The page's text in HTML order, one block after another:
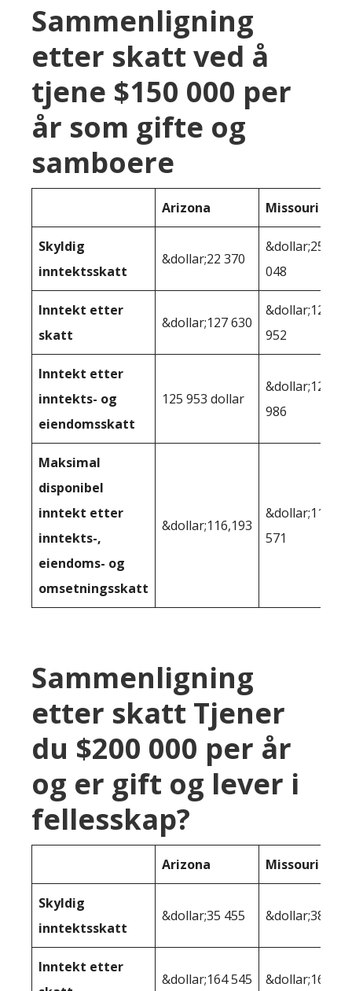
Sammenligning
etter skatt ved å
tjene $150 000 per
år som gifte og
samboere
Arizona Missouri
Skyldig
inntektsskatt
&dollar;22 370
&dollar;25
048
Inntekt etter
skatt
&dollar;127 630
&dollar;124
952
Inntekt etter
inntekts- og
eiendomsskatt
125 953 dollar
&dollar;122
986
Maksimal
disponibel
inntekt etter
inntekts-,
eiendoms- og
omsetningsskatt
&dollar;116,193
&dollar;113
571
Sammenligning
etter skatt Tjener
du $200 000 per år
og er gift og lever i
fellesskap?
Arizona Missouri
Skyldig
inntektsskatt
&dollar;35 455 &dollar;38 748
Inntekt etter
&dollar;164 545